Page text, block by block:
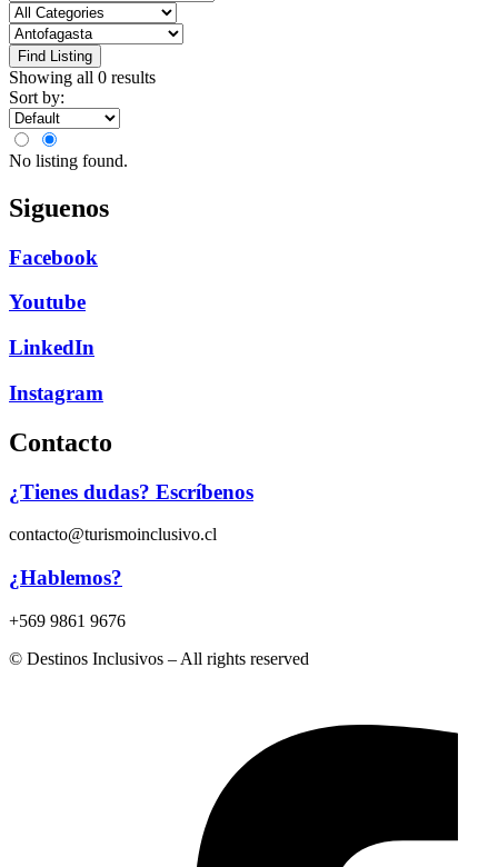
Find Listing
Showing all 0 results
Sort by:
No listing found.
Siguenos
Facebook
Youtube
LinkedIn
Instagram
Contacto
¿Tienes dudas? Escríbenos
contacto@turismoinclusivo.cl
¿Hablemos?
+569 9861 9676
© Destinos Inclusivos – All rights reserved